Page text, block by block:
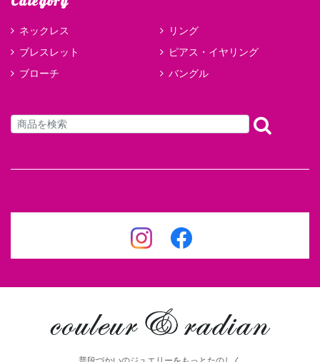
ネックレス
リング
ブレスレット
ピアス・イヤリング
ブローチ
バングル